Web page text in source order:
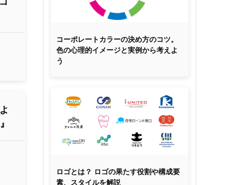
コーポレートカラーの決め方のコツ。
色の心理的イメージと実例から考えよ
う
ロゴとは？ ロゴの果たす役割や構成要
素、スタイルを解説